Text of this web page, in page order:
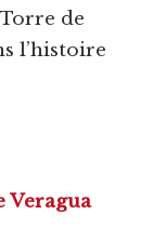
de
l’histoire
Veragua